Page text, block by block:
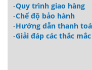
-Quy trình giao hàng
-Chế độ bảo hành
-Hướng dẫn thanh
-Giải đáp các thắc